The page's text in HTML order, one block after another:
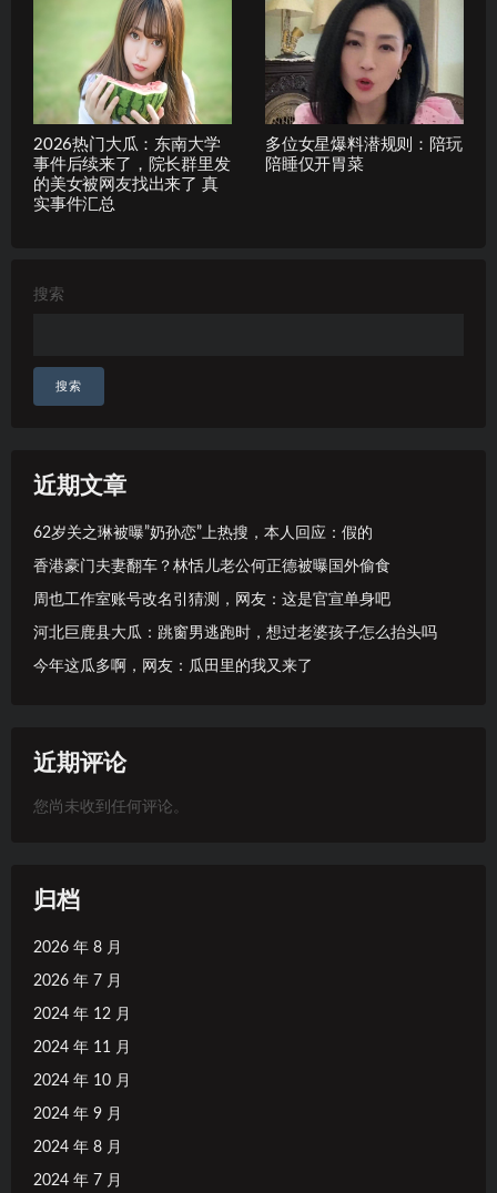
2026热门大瓜：东南大学
事件后续来了，院长群里发
的美女被网友找出来了 真
实事件汇总
多位女星爆料潜规则：陪玩
陪睡仅开胃菜
搜索
搜索
近期文章
62岁关之琳被曝”奶孙恋”上热搜，本人回应：假的
香港豪门夫妻翻车？林恬儿老公何正德被曝国外偷食
周也工作室账号改名引猜测，网友：这是官宣单身吧
河北巨鹿县大瓜：跳窗男逃跑时，想过老婆孩子怎么抬头吗
今年这瓜多啊，网友：瓜田里的我又来了
近期评论
您尚未收到任何评论。
归档
2026 年 8 月
2026 年 7 月
2024 年 12 月
2024 年 11 月
2024 年 10 月
2024 年 9 月
2024 年 8 月
2024 年 7 月